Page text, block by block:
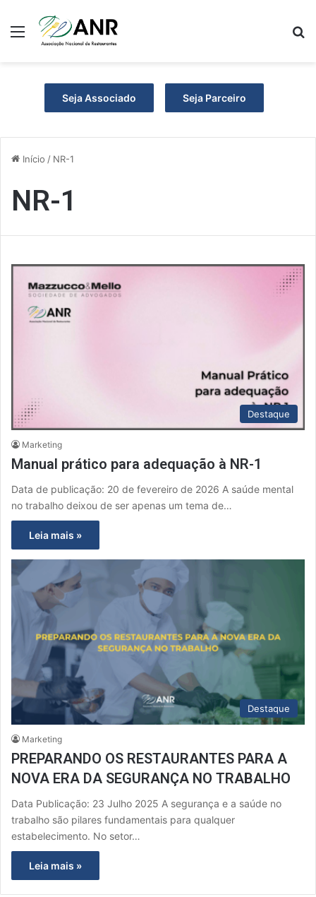
Menu
Seja Associado Seja Parceiro
Início / NR-1
NR-1
Destaque
Marketing
Manual prático para adequação à NR-1
Data de publicação: 20 de fevereiro de 2026 A saúde mental
no trabalho deixou de ser apenas um tema de…
Leia mais »
Destaque
Marketing
PREPARANDO OS RESTAURANTES PARA A
NOVA ERA DA SEGURANÇA NO TRABALHO
Data Publicação: 23 Julho 2025 A segurança e a saúde no
trabalho são pilares fundamentais para qualquer
estabelecimento. No setor…
Leia mais »